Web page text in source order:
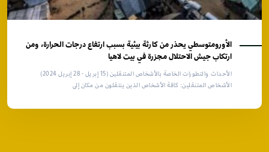
الأورومتوسطي يحذر من كارثة بيئية بسبب ارتفاع درجات الحرارة، ومن
ارتكاب جيش الاحتلال مجزرة في بيت لاهيا
الأحداث والتطورات الخاصة بالأشخاص المتنقلين (15 إبريل - 28 إبريل 2024)
الأشخاص المتنقلين: كافة الأشخاص الذين ينتقلون من مكان إلى